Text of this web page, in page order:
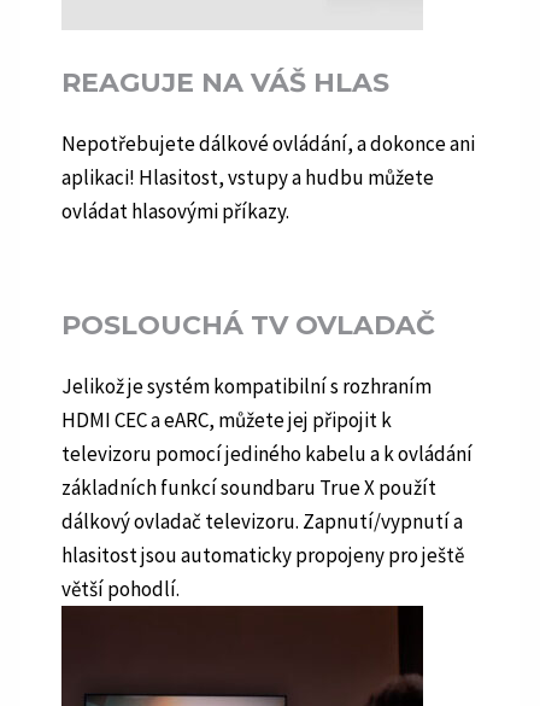
REAGUJE NA VÁŠ HLAS
Nepotřebujete dálkové ovládání, a dokonce ani
aplikaci! Hlasitost, vstupy a hudbu můžete
ovládat hlasovými příkazy.
POSLOUCHÁ TV OVLADAČ
Jelikož je systém kompatibilní s rozhraním
HDMI CEC a eARC, můžete jej připojit k
televizoru pomocí jediného kabelu a k ovládání
základních funkcí soundbaru True X použít
dálkový ovladač televizoru. Zapnutí/vypnutí a
hlasitost jsou automaticky propojeny pro ještě
větší pohodlí.